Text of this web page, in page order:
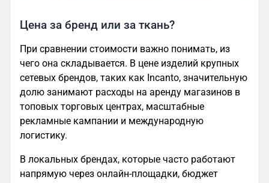
Цена за бренд или за ткань?
При сравнении стоимости важно понимать, из
чего она складывается. В цене изделий крупных
сетевых брендов, таких как Incanto, значительную
долю занимают расходы на аренду магазинов в
топовых торговых центрах, масштабные
рекламные кампании и международную
логистику.
В локальных брендах, которые часто работают
напрямую через онлайн-площадки, бюджет